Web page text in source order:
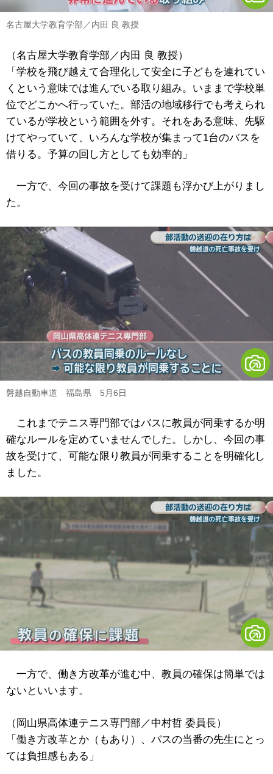
名古屋大学教育学部／内田 良 教授
（名古屋大学教育学部／内田 良 教授）
「学校を飛び越えて合理化して安全に子どもを連れてい
くという意味では進んでいる取り組み。いままで学校単
位でどこかへ行っていた。部活の地域移行でも考えられ
ているが学校という範囲を外す。それをある意味、先駆
けてやっていて、いろんな学校が集まって1台のバスを
借りる。予算の回し方としても効率的」
一方で、今回の事故を受けて課題も浮かび上がりまし
た。
磐越自動車道 福島県 5月6日
これまでテニス専門部ではバスに教員が同乗するか明
確なルールを定めていませんでした。しかし、今回の事
故を受けて、可能な限り教員が同乗することを明確化し
ました。
一方で、働き方改革が進む中、教員の確保は簡単では
ないといいます。
（岡山県高体連テニス専門部／中村哲 委員長）
「働き方改革とか（もあり）、バスの当番の先生にとっ
ては負担感もある」